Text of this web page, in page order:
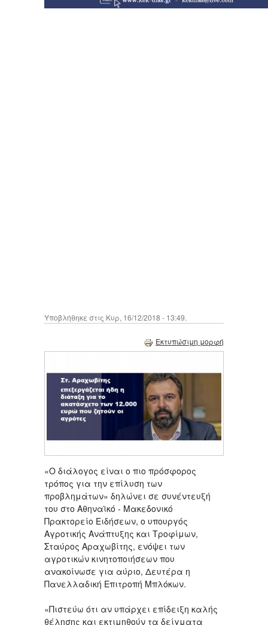
Υποβλήθηκε στις Κυρ, 16/12/2018 - 13:49.
Εκτυπώσιμη μορφή
«Ο διάλογος είναι ο πιο πρόσφορος
τρόπος για την επίλυση των
προβλημάτων» δηλώνει σε συνέντευξή
του στο Αθηναϊκό - Μακεδονικό
Πρακτορείο Ειδήσεων, ο υπουργός
Αγροτικής Ανάπτυξης και Τροφίμων,
Σταύρος Αραχωβίτης, ενόψει των
αγροτικών κινητοποιήσεων που
ανακοίνωσε για αύριο, Δευτέρα η
Πανελλαδική Επιτροπή Μπλόκων.
«Πιστεύω ότι αν υπάρχει επίδειξη καλής
θέλησης και εκτιμηθούν τα δείγματα